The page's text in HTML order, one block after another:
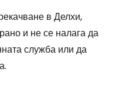
в Делхи,
и не се налага да
служба или да